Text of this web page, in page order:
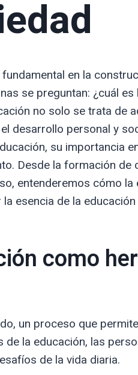
en la
se preguntan: ¿cuál
no solo se trata de
desarrollo personal y
su importancia
Desde la formación
entenderemos cómo
esencia de la
como
un proceso que
de la educación, las
de la vida diaria.